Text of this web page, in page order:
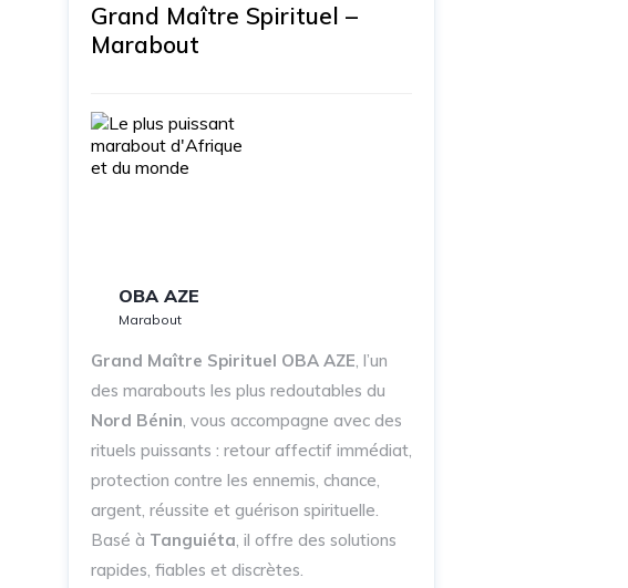
Grand Maître Spirituel –
Marabout
OBA AZE
Marabout
Grand Maître Spirituel OBA AZE, l’un
des marabouts les plus redoutables du
Nord Bénin, vous accompagne avec des
rituels puissants : retour affectif immédiat,
protection contre les ennemis, chance,
argent, réussite et guérison spirituelle.
Basé à Tanguiéta, il offre des solutions
rapides, fiables et discrètes.